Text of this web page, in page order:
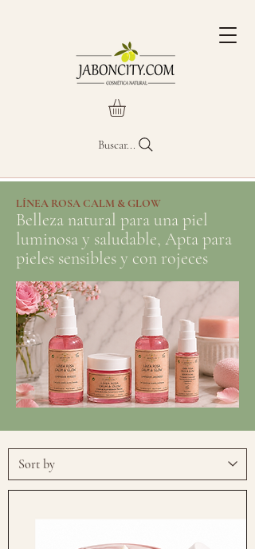
Buscar...
​LÍNEA ROSA CALM & GLOW
Belleza natural para una piel
luminosa y saludable, Apta para
pieles sensibles y con rojeces